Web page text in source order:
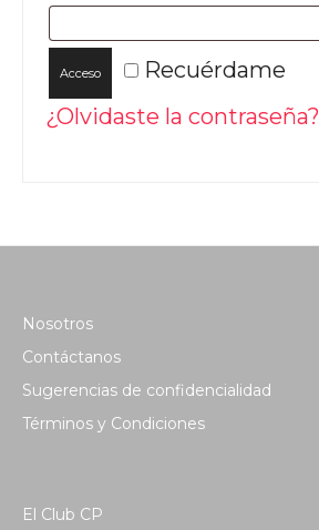
Recuérdame
Acceso
¿Olvidaste la contraseña?
Nosotros
Contáctanos
Sugerencias de confidencialidad
Términos y Condiciones
El Club CP